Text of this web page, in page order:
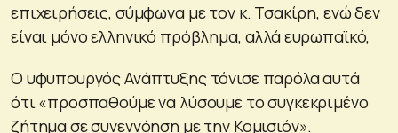
επιχειρήσεις, σύμφωνα με τον κ. Τσακίρη, ενώ δεν
είναι μόνο ελληνικό πρόβλημα, αλλά ευρωπαϊκό,
Ο υφυπουργός Ανάπτυξης τόνισε παρόλα αυτά
ότι «προσπαθούμε να λύσουμε το συγκεκριμένο
ζήτημα σε συνεννόηση με την Κομισιόν».